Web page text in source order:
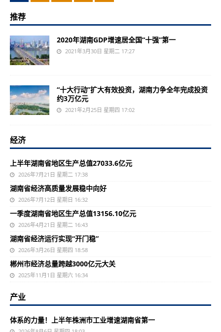
推荐
2020年湖南GDP增速居全国“十强”第一
2021年3月30日 星期二 17:27
“十大行动”扩大有效投资，湖南力争全年完成投资
约3万亿元
2021年2月25日 星期四 17:02
经济
上半年湖南省地区生产总值27033.6亿元
2026年7月21日 星期二 17:38
湖南省经济高质量发展稳中向好
2026年7月12日 星期日 16:32
一季度湖南省地区生产总值13156.10亿元
2026年4月21日 星期二 16:43
湖南省经济运行实现“开门稳”
2026年3月26日 星期四 18:58
郴州市经济总量跨越3000亿元大关
2025年11月1日 星期六 16:34
产业
体系的力量！上半年株洲市工业增速湖南省第一